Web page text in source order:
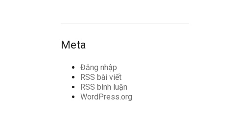
Meta
Đăng nhập
RSS bài viết
RSS bình luận
WordPress.org